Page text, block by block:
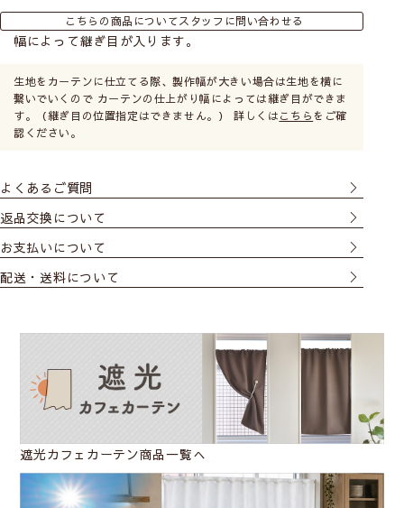
こちらの商品についてスタッフに問い合わせる
幅によって継ぎ目が入ります。
生地をカーテンに仕立てる際、製作幅が大きい場合は生地を横に
繋いでいくので カーテンの仕上がり幅によっては継ぎ目ができま
す。（継ぎ目の位置指定はできません。） 詳しくはこちら をご確
認ください。
よくあるご質問
返品交換について
お支払いについて
配送・送料について
遮光カフェカーテン商品一覧へ